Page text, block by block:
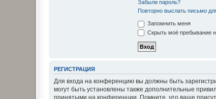
Забыли пароль?
Повторно выслать письмо
Запомнить меня
Скрыть моё пребывание
РЕГИСТРАЦИЯ
Для входа на конференцию вы должны быть
могут быть установлены также дополнительные
принятыми на конференции. Помните, что ваше